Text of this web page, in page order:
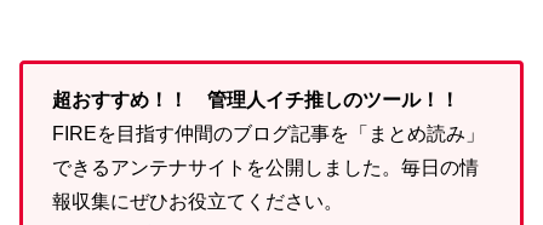
超おすすめ！！ 管理人イチ推しのツール！！
FIREを目指す仲間のブログ記事を「まとめ読み」
できるアンテナサイトを公開しました。毎日の情
報収集にぜひお役立てください。